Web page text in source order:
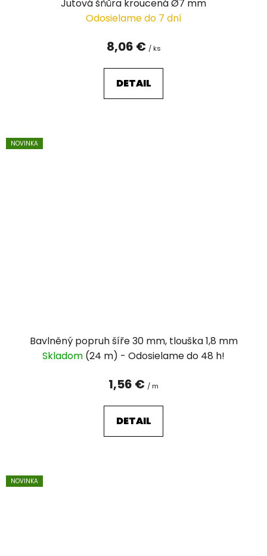
Jutová šňůra kroucená Ø7 mm
Odosielame do 7 dní
8,06 € / ks
DETAIL
NOVINKA
Bavlněný popruh šíře 30 mm, tlouška 1,8 mm
Skladom (24 m)
1,56 € / m
DETAIL
NOVINKA